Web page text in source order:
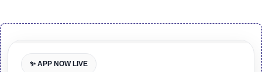
✨ APP NOW LIVE